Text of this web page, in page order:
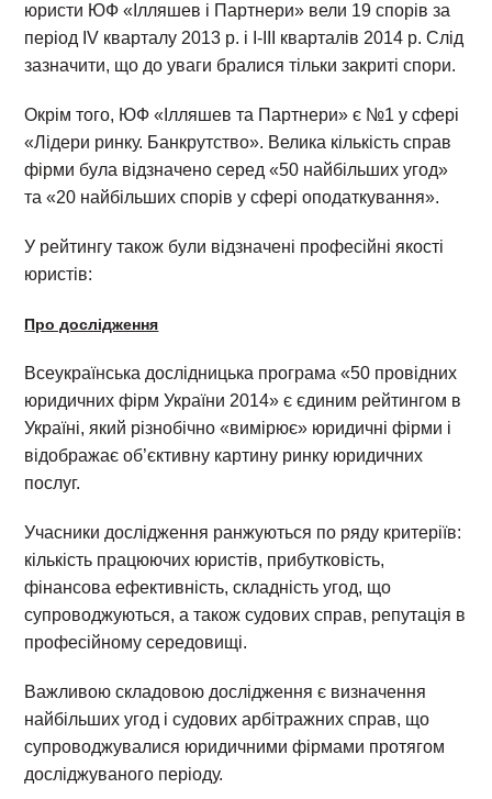
юристи ЮФ «Ілляшев і Партнери» вели 19 спорів за
період IV кварталу 2013 р. і I-III кварталів 2014 р. Слід
зазначити, що до уваги бралися тільки закриті спори.
Окрім того, ЮФ «Ілляшев та Партнери» є №1 у сфері
«Лідери ринку. Банкрутство». Велика кількість справ
фірми була відзначено серед «50 найбільших угод»
та «20 найбільших спорів у сфері оподаткування».
У рейтингу також були відзначені професійні якості
юристів:
Про дослідження
Всеукраїнська дослідницька програма «50 провідних
юридичних фірм України 2014» є єдиним рейтингом в
Україні, який різнобічно «вимірює» юридичні фірми і
відображає об’єктивну картину ринку юридичних
послуг.
Учасники дослідження ранжуються по ряду критеріїв:
кількість працюючих юристів, прибутковість,
фінансова ефективність, складність угод, що
супроводжуються, а також судових справ, репутація в
професійному середовищі.
Важливою складовою дослідження є визначення
найбільших угод і судових арбітражних справ, що
супроводжувалися юридичними фірмами протягом
досліджуваного періоду.